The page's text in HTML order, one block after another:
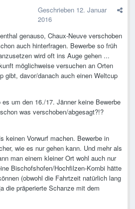
Geschrieben 12. Januar
2016
genauso, Chaux-Neuve verschoben
auch hinterfragen. Bewerbe so früh
wird oft ins Auge gehen ...
möglichweise versuchen an Orten
gibt, davor/danach auch einen Weltcup
um den 16./17. Jänner keine Bewerbe
was verschoben/abgesagt?!?
keinen Vorwurf machen. Bewerbe in
wie es nur gehen kann. Und mehr als
man einem kleiner Ort wohl auch nur
Bischofshofen/Hochfilzen-Kombi hätte
(obwohl die Fahrtzeit natürlich lang
die präperierte Schanze mit dem